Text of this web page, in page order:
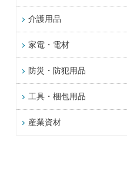
介護用品
家電・電材
防災・防犯用品
工具・梱包用品
産業資材